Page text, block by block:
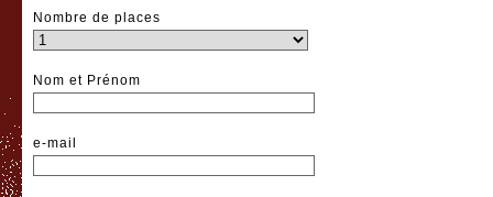
Nombre de places
Nom et Prénom
e-mail